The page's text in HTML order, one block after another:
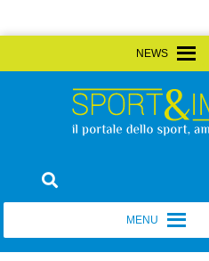
to
Sport&Impianti